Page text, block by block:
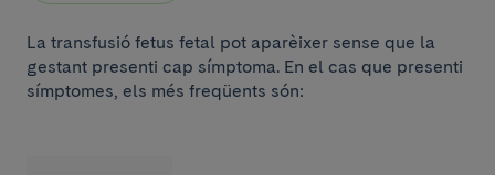
La transfusió fetus fetal pot aparèixer sense que la
gestant presenti cap símptoma. En el cas que presenti
símptomes, els més freqüents són: